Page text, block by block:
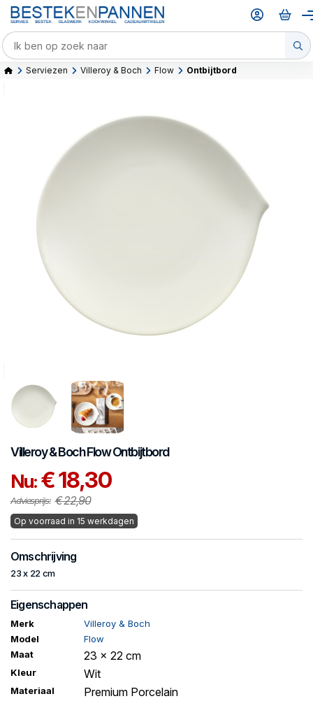
Serviezen Villeroy & Boch Flow Ontbijtbord
Villeroy & BochFlowOntbijtbord
Nu:€ 18,30
Adviesprijs: € 22,90
Op voorraad in 15 werkdagen
Omschrijving
23 x 22 cm
Eigenschappen
Merk
Villeroy & Boch
Model
Flow
Maat
23 x 22 cm
Kleur Wit
Materiaal Premium Porcelain